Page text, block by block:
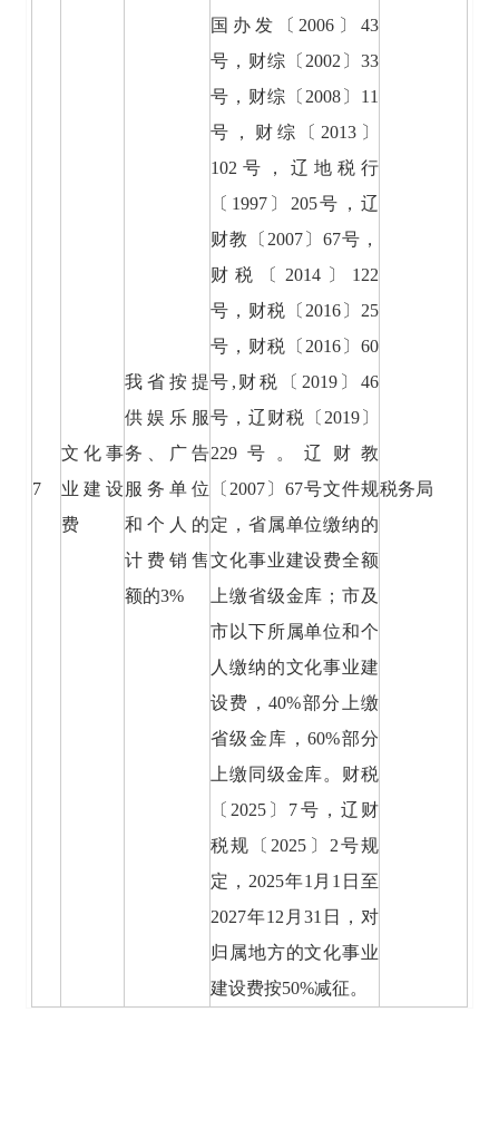
7
文化事
业建设
费
我省按提
供娱乐服
务、广告
服务单位
和个人的
计费销售
额的3%
国办发〔2006〕43
号，财综〔2002〕33
号，财综〔2008〕11
号，财综〔2013〕
102号，辽地税行
〔1997〕205号，辽
财教〔2007〕67号，
财税〔2014〕122
号，财税〔2016〕25
号，财税〔2016〕60
号,财税〔2019〕46
号，辽财税〔2019〕
229号。辽财教
〔2007〕67号文件规
定，省属单位缴纳的
文化事业建设费全额
上缴省级金库；市及
市以下所属单位和个
人缴纳的文化事业建
设费，40%部分上缴
省级金库，60%部分
上缴同级金库。财税
〔2025〕7号，辽财
税规〔2025〕2号规
定，2025年1月1日至
2027年12月31日，对
归属地方的文化事业
建设费按50%减征。
税务局